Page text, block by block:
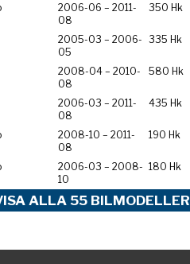
2006-06 – 2011-
08
350 Hk
2005-03 – 2006-
05
335 Hk
2008-04 – 2010-
08
580 Hk
2006-03 – 2011-
08
435 Hk
2008-10 – 2011-
08
190 Hk
2006-03 – 2008-
10
180 Hk
ALLA 55 BILMODELLER